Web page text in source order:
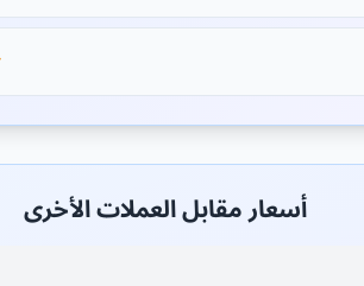
أسعار مقابل العملات الأخرى